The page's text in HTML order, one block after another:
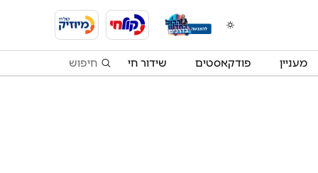
מעניין פודקאסטים שידור חי